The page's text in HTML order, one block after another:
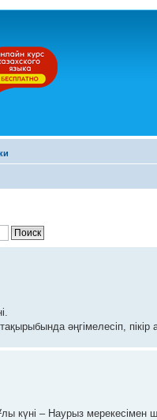
әңгімелесіп,
күні – Наурыз мерекесімен